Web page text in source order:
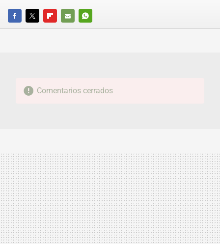
FACEBOOKTWITTERFLIPBOARD
E-
WHATSAPP
Comentarios cerrados